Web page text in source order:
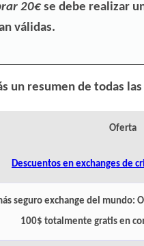
20€se debe realizar
válidas.
un resumen de todas
Oferta
Descuentos en exchanges de
seguro exchange del mundo:
100$ totalmente gratis en